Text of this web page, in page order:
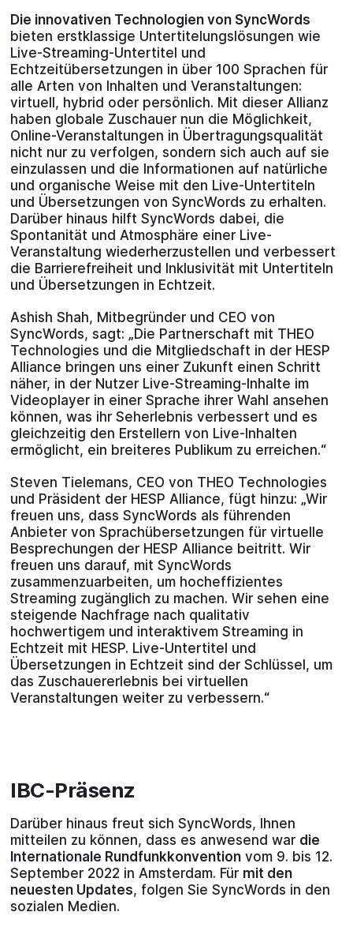
Die innovativen Technologien von SyncWords
bieten erstklassige Untertitelungslösungen wie
Live-Streaming-Untertitel und
Echtzeitübersetzungen in über 100 Sprachen für
alle Arten von Inhalten und Veranstaltungen:
virtuell, hybrid oder persönlich. Mit dieser Allianz
haben globale Zuschauer nun die Möglichkeit,
Online-Veranstaltungen in Übertragungsqualität
nicht nur zu verfolgen, sondern sich auch auf sie
einzulassen und die Informationen auf natürliche
und organische Weise mit den Live-Untertiteln
und Übersetzungen von SyncWords zu erhalten.
Darüber hinaus hilft SyncWords dabei, die
Spontanität und Atmosphäre einer Live-
Veranstaltung wiederherzustellen und verbessert
die Barrierefreiheit und Inklusivität mit Untertiteln
und Übersetzungen in Echtzeit.
Ashish Shah, Mitbegründer und CEO von
SyncWords, sagt: „Die Partnerschaft mit THEO
Technologies und die Mitgliedschaft in der HESP
Alliance bringen uns einer Zukunft einen Schritt
näher, in der Nutzer Live-Streaming-Inhalte im
Videoplayer in einer Sprache ihrer Wahl ansehen
können, was ihr Seherlebnis verbessert und es
gleichzeitig den Erstellern von Live-Inhalten
ermöglicht, ein breiteres Publikum zu erreichen.“
Steven Tielemans, CEO von THEO Technologies
und Präsident der HESP Alliance, fügt hinzu: „Wir
freuen uns, dass SyncWords als führenden
Anbieter von Sprachübersetzungen für virtuelle
Besprechungen der HESP Alliance beitritt. Wir
freuen uns darauf, mit SyncWords
zusammenzuarbeiten, um hocheffizientes
Streaming zugänglich zu machen. Wir sehen eine
steigende Nachfrage nach qualitativ
hochwertigem und interaktivem Streaming in
Echtzeit mit HESP. Live-Untertitel und
Übersetzungen in Echtzeit sind der Schlüssel, um
das Zuschauererlebnis bei virtuellen
Veranstaltungen weiter zu verbessern.“
IBC-Präsenz
Darüber hinaus freut sich SyncWords, Ihnen
mitteilen zu können, dass es anwesend war die
Internationale Rundfunkkonvention vom 9. bis 12.
September 2022 in Amsterdam. Für mit den
neuesten Updates, folgen Sie SyncWords in den
sozialen Medien.